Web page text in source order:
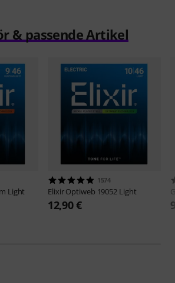
& passende Artikel
Light
1574
ElixirOptiweb 19052 Light
12,90 €